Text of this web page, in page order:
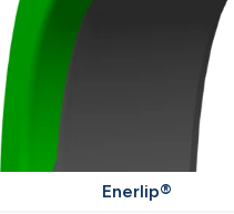
Enerlip®